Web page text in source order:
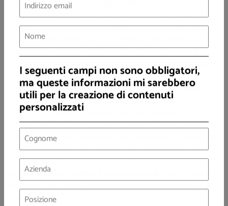
base dei quali è stato impostato un fitto negoziato tra
associazioni di categoria, in particolare Elettricità Futura, e il
ministero per la Transizione ecologica. E' emerso, così, che
l'idea era quella di introdurre un contributo di incentivazione
fisso per i gestori, i quali però avrebbero dovuto vendere il
biometano al Gse ricevendo in cambio un prezzo equivalente di
megawattora di 40 euro, poi salito a 60 euro dopo i negoziati. E
un contributo in conto capitale pari al 20%, poi forse elevato al
40 per cento. Correttivi comunque giudicati insufficienti per gli
impianti che hanno già ottenuto una Via o realizzati in
partnership con il pubblico, perchè passati attraverso gare
basate su parametri di business plan che venivano stravolti. Per
questi viene chiesta una proroga tout court del decreto del
2018. Per gli altri, invece, un nuovo regime potrebbe essere
accettato ma solo a patto di un incentivo indicizzato al prezzo
di mercato del metano, sulla scorta del modello di alcuni paesi
europei.
I seguenti campi non sono obbligatori,
ma queste informazioni mi sarebbero
utili per la creazione di contenuti
personalizzati